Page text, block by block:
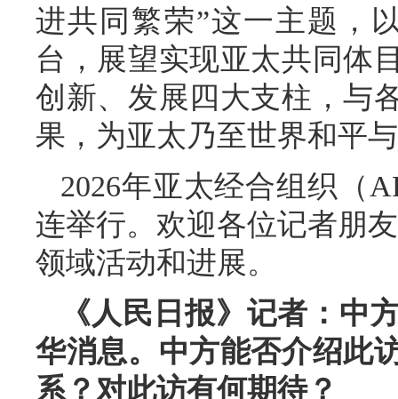
进共同繁荣”这一主题，
台，展望实现亚太共同体
创新、发展四大支柱，与
果，为亚太乃至世界和平
2026年亚太经合组织（
连举行。欢迎各位记者朋
领域活动和进展。
《人民日报》记者：中
华消息。中方能否介绍此
系？对此访有何期待？